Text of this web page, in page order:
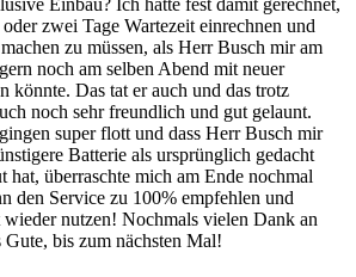
zwei Tage Wartezeit einrechnen und
zu müssen, als Herr Busch mir am
noch am selben Abend mit neuer
könnte. Das tat er auch und das trotz
noch sehr freundlich und gut gelaunt.
super flott und dass Herr Busch mir
Batterie als ursprünglich gedacht
hat, überraschte mich am Ende nochmal
den Service zu 100% empfehlen und
wieder nutzen! Nochmals vielen Dank an
bis zum nächsten Mal!